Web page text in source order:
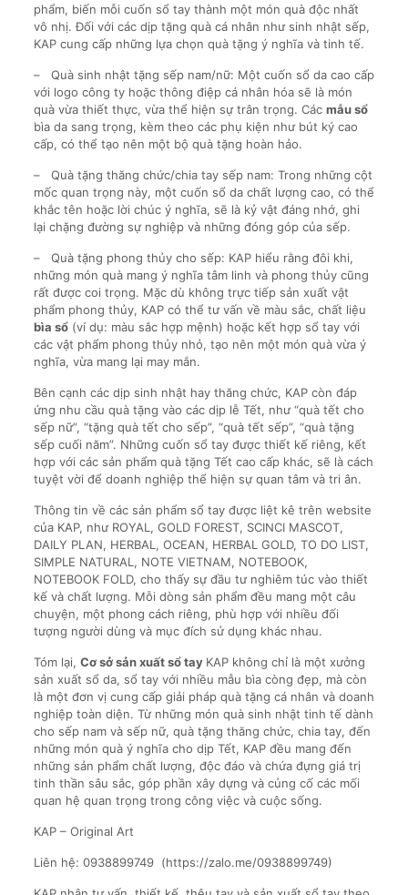
phẩm, biến mỗi cuốn sổ tay thành một món quà độc nhất
vô nhị. Đối với các dịp tặng quà cá nhân như sinh nhật sếp,
KAP cung cấp những lựa chọn quà tặng ý nghĩa và tinh tế.
– Quà sinh nhật tặng sếp nam/nữ: Một cuốn sổ da cao cấp
với logo công ty hoặc thông điệp cá nhân hóa sẽ là món
quà vừa thiết thực, vừa thể hiện sự trân trọng. Các mẫu sổ
bìa da sang trọng, kèm theo các phụ kiện như bút ký cao
cấp, có thể tạo nên một bộ quà tặng hoàn hảo.
– Quà tặng thăng chức/chia tay sếp nam: Trong những cột
mốc quan trọng này, một cuốn sổ da chất lượng cao, có thể
khắc tên hoặc lời chúc ý nghĩa, sẽ là kỷ vật đáng nhớ, ghi
lại chặng đường sự nghiệp và những đóng góp của sếp.
– Quà tặng phong thủy cho sếp: KAP hiểu rằng đôi khi,
những món quà mang ý nghĩa tâm linh và phong thủy cũng
rất được coi trọng. Mặc dù không trực tiếp sản xuất vật
phẩm phong thủy, KAP có thể tư vấn về màu sắc, chất liệu
bìa sổ(ví dụ: màu sắc hợp mệnh) hoặc kết hợp sổ tay với
các vật phẩm phong thủy nhỏ, tạo nên một món quà vừa ý
nghĩa, vừa mang lại may mắn.
Bên cạnh các dịp sinh nhật hay thăng chức, KAP còn đáp
ứng nhu cầu quà tặng vào các dịp lễ Tết, như “quà tết cho
sếp nữ”, “tặng quà tết cho sếp”, “quà tết sếp”, “quà tặng
sếp cuối năm”. Những cuốn sổ tay được thiết kế riêng, kết
hợp với các sản phẩm quà tặng Tết cao cấp khác, sẽ là cách
tuyệt vời để doanh nghiệp thể hiện sự quan tâm và tri ân.
Thông tin về các sản phẩm sổ tay được liệt kê trên website
của KAP, như ROYAL, GOLD FOREST, SCINCI MASCOT,
DAILY PLAN, HERBAL, OCEAN, HERBAL GOLD, TO DO LIST,
SIMPLE NATURAL, NOTE VIETNAM, NOTEBOOK,
NOTEBOOK FOLD, cho thấy sự đầu tư nghiêm túc vào thiết
kế và chất lượng. Mỗi dòng sản phẩm đều mang một câu
chuyện, một phong cách riêng, phù hợp với nhiều đối
tượng người dùng và mục đích sử dụng khác nhau.
Tóm lại, Cơ sở sản xuất sổ tay KAP không chỉ là một xưởng
sản xuất sổ da, sổ tay với nhiều mẫu bìa còng đẹp, mà còn
là một đơn vị cung cấp giải pháp quà tặng cá nhân và doanh
nghiệp toàn diện. Từ những món quà sinh nhật tinh tế dành
cho sếp nam và sếp nữ, quà tặng thăng chức, chia tay, đến
những món quà ý nghĩa cho dịp Tết, KAP đều mang đến
những sản phẩm chất lượng, độc đáo và chứa đựng giá trị
tinh thần sâu sắc, góp phần xây dựng và củng cố các mối
quan hệ quan trọng trong công việc và cuộc sống.
KAP – Original Art
Liên hệ: 0938899749 (https://zalo.me/0938899749)